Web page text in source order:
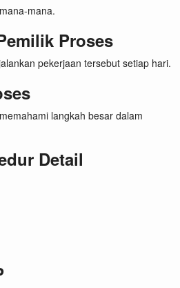
mana.
Proses
pekerjaan tersebut setiap hari.
langkah besar dalam
Detail